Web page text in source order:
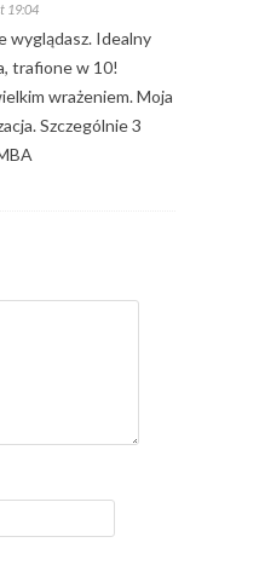
19:04
wyglądasz. Idealny
trafione w 10!
wrażeniem. Moja
Szczególnie 3